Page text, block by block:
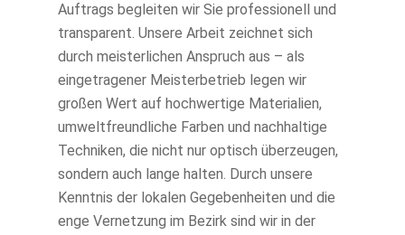
Auftrags begleiten wir Sie professionell und
transparent. Unsere Arbeit zeichnet sich
durch meisterlichen Anspruch aus – als
eingetragener Meisterbetrieb legen wir
großen Wert auf hochwertige Materialien,
umweltfreundliche Farben und nachhaltige
Techniken, die nicht nur optisch überzeugen,
sondern auch lange halten. Durch unsere
Kenntnis der lokalen Gegebenheiten und die
enge Vernetzung im Bezirk sind wir in der